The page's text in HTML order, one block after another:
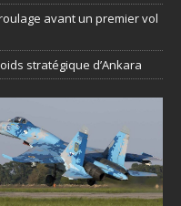
avant un premier vol
stratégique d’Ankara